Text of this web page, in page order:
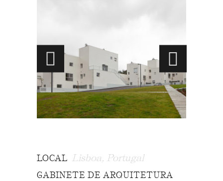
LOCAL Lisboa, Portugal
GABINETE DE ARQUITETURA